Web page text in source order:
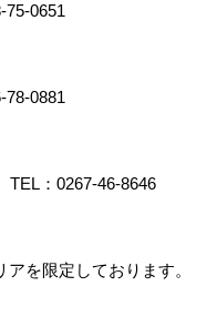
75-0651
78-0881
TEL： 0267-46-8646
アを限定しております。